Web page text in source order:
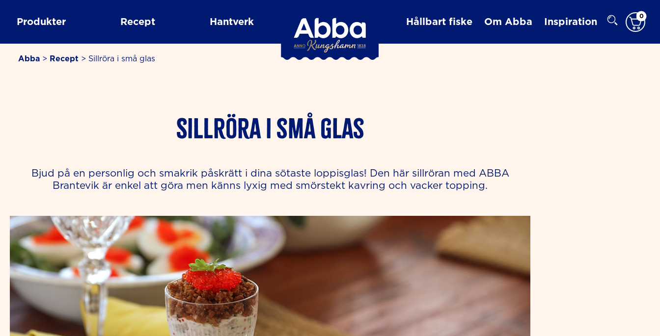
Produkter Recept Hantverk Hållbart fiske Om Abba Inspiration 0
Abba> Recept > Sillröra i små glas
Sillröra i små glas
Bjud på en personlig och smakrik påskrätt i dina sötaste loppisglas! Den här sillröran med ABBA
Brantevik är enkel att göra men känns lyxig med smörstekt kavring och vacker topping.